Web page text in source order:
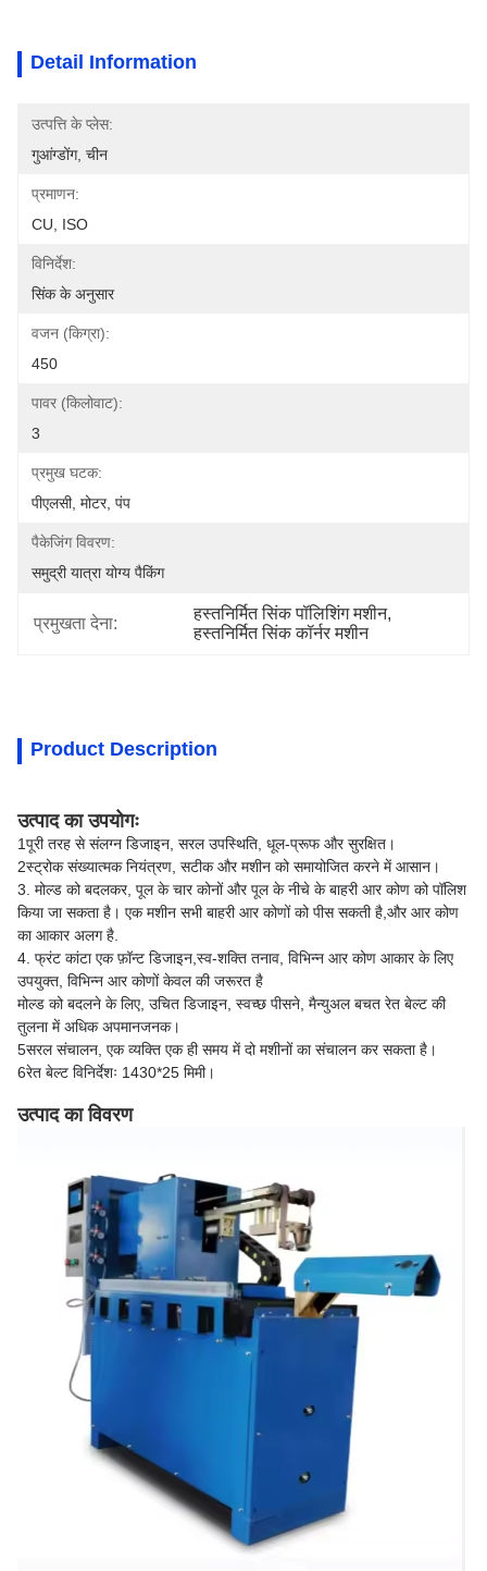
Detail Information
उत्पत्ति के प्लेस:
गुआंग्डोंग, चीन
प्रमाणन:
CU, ISO
विनिर्देश:
सिंक के अनुसार
वजन (किग्रा):
450
पावर (किलोवाट):
3
प्रमुख घटक:
पीएलसी, मोटर, पंप
पैकेजिंग विवरण:
समुद्री यात्रा योग्य पैकिंग
प्रमुखता देना:
हस्तनिर्मित सिंक पॉलिशिंग मशीन,
हस्तनिर्मित सिंक कॉर्नर मशीन
Product Description
उत्पाद का उपयोगः
1पूरी तरह से संलग्न डिजाइन, सरल उपस्थिति, धूल-प्रूफ और सुरक्षित।
2स्ट्रोक संख्यात्मक नियंत्रण, सटीक और मशीन को समायोजित करने में आसान।
3. मोल्ड को बदलकर, पूल के चार कोनों और पूल के नीचे के बाहरी आर कोण को पॉलिश
किया जा सकता है। एक मशीन सभी बाहरी आर कोणों को पीस सकती है,और आर कोण
का आकार अलग है.
4. फ्रंट कांटा एक फ़ॉन्ट डिजाइन,स्व-शक्ति तनाव, विभिन्न आर कोण आकार के लिए
उपयुक्त, विभिन्न आर कोणों केवल की जरूरत है
मोल्ड को बदलने के लिए, उचित डिजाइन, स्वच्छ पीसने, मैन्युअल बचत रेत बेल्ट की
तुलना में अधिक अपमानजनक।
5सरल संचालन, एक व्यक्ति एक ही समय में दो मशीनों का संचालन कर सकता है।
6रेत बेल्ट विनिर्देशः 1430*25 मिमी।
उत्पाद का विवरण